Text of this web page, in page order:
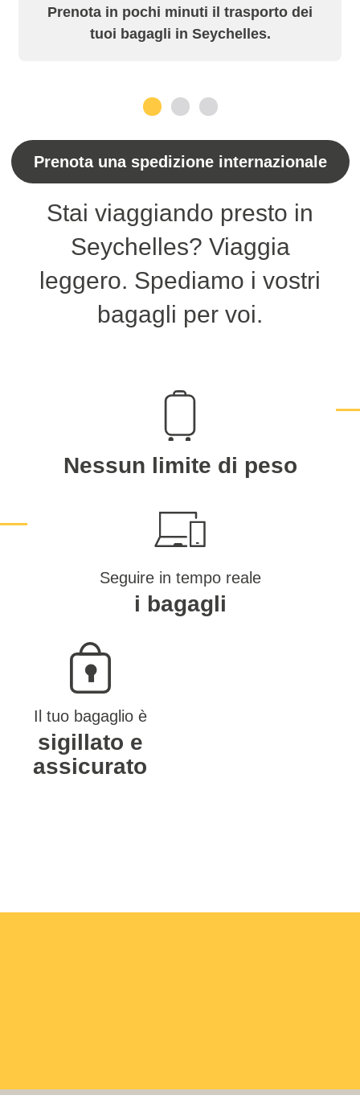
Prenota in pochi minuti il trasporto dei
tuoi bagagli in Seychelles.
Prenota una spedizione internazionale
Stai viaggiando presto in
Seychelles? Viaggia
leggero. Spediamo i vostri
bagagli per voi.
Nessun limite di peso
Seguire in tempo reale
i bagagli
Il tuo bagaglio è
sigillato e
assicurato